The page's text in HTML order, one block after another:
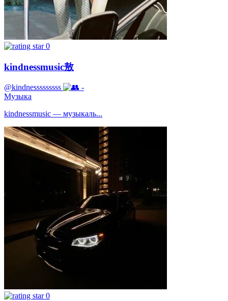
0
kindnessmusic敖
@kindnesssssssss
-
Музыка
kindnessmusic — музыкаль...
0